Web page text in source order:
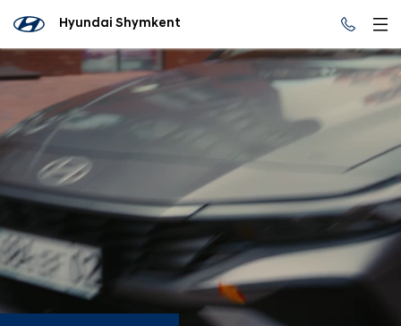
Hyundai Shymkent